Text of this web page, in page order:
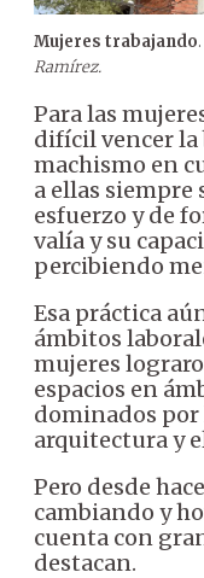
Mujeres trabajando
Ramírez.
Para las
difícil vencer la
machismo en
a ellas siempre
esfuerzo y de
valía y su
percibiendo
Esa práctica
ámbitos
mujeres
espacios en
dominados por
arquitectura y
Pero desde
cambiando y
cuenta con
destacan.